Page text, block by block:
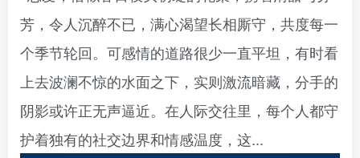
芳，令人沉醉不已，满心渴望长相厮守，共度每一
个季节轮回。可感情的道路很少一直平坦，有时看
上去波澜不惊的水面之下，实则激流暗藏，分手的
阴影或许正无声逼近。在人际交往里，每个人都守
护着独有的社交边界和情感温度，这...